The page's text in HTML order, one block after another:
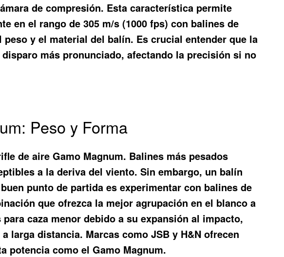
de compresión. Esta característica permite
en el rango de 305 m/s (1000 fps) con balines de
y el material del balín. Es crucial entender que la
más pronunciado, afectando la precisión si no
Peso y Forma
de aire Gamo Magnum. Balines más pesados
a la deriva del viento. Sin embargo, un balín
punto de partida es experimentar con balines de
que ofrezca la mejor agrupación en el blanco a
caza menor debido a su expansión al impacto,
larga distancia. Marcas como JSB y H&N ofrecen
potencia como el Gamo Magnum.